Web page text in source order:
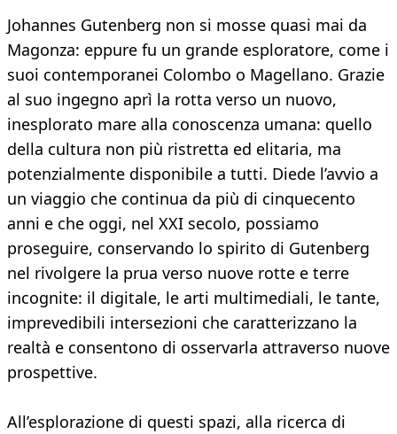
Johannes Gutenberg non si mosse quasi mai da
Magonza: eppure fu un grande esploratore, come i
suoi contemporanei Colombo o Magellano. Grazie
al suo ingegno aprì la rotta verso un nuovo,
inesplorato mare alla conoscenza umana: quello
della cultura non più ristretta ed elitaria, ma
potenzialmente disponibile a tutti. Diede l’avvio a
un viaggio che continua da più di cinquecento
anni e che oggi, nel XXI secolo, possiamo
proseguire, conservando lo spirito di Gutenberg
nel rivolgere la prua verso nuove rotte e terre
incognite: il digitale, le arti multimediali, le tante,
imprevedibili intersezioni che caratterizzano la
realtà e consentono di osservarla attraverso nuove
prospettive.
All’esplorazione di questi spazi, alla ricerca di